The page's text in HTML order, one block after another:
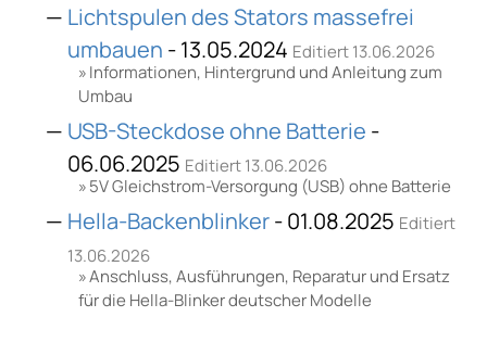
Lichtspulen des Stators massefrei
umbauen - 13.05.2024 Editiert 13.06.2026
Informationen, Hintergrund und Anleitung zum
Umbau
USB-Steckdose ohne Batterie -
06.06.2025 Editiert 13.06.2026
5V Gleichstrom-Versorgung (USB) ohne Batterie
Hella-Backenblinker- 01.08.2025 Editiert
13.06.2026
Anschluss, Ausführungen, Reparatur und Ersatz
für die Hella-Blinker deutscher Modelle